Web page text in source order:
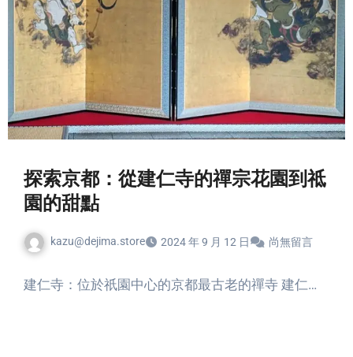
探索京都：從建仁寺的禪宗花園到祗
園的甜點
kazu@dejima.store 2024 年 9 月 12 日 尚無留言
建仁寺：位於祇園中心的京都最古老的禪寺 建仁…